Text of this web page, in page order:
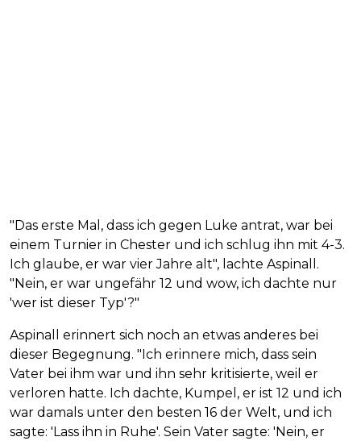
"Das erste Mal, dass ich gegen Luke antrat, war bei
einem Turnier in Chester und ich schlug ihn mit 4-3.
Ich glaube, er war vier Jahre alt", lachte Aspinall.
"Nein, er war ungefähr 12 und wow, ich dachte nur
'wer ist dieser Typ'?"
Aspinall erinnert sich noch an etwas anderes bei
dieser Begegnung. "Ich erinnere mich, dass sein
Vater bei ihm war und ihn sehr kritisierte, weil er
verloren hatte. Ich dachte, Kumpel, er ist 12 und ich
war damals unter den besten 16 der Welt, und ich
sagte: 'Lass ihn in Ruhe'. Sein Vater sagte: 'Nein, er